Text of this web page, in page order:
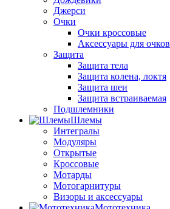
Джерси
Очки
Очки кроссовые
Аксессуары для очков
Защита
Защита тела
Защита колена, локтя
Защита шеи
Защита встраиваемая
Подшлемники
Шлемы
Интегралы
Модуляры
Открытые
Кроссовые
Мотарды
Мотогарнитуры
Визоры и аксессуары